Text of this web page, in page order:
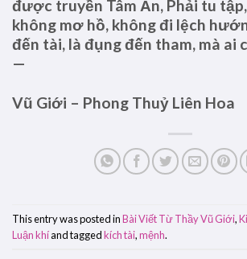
được truyền Tâm Ấn, Phải tu
không mơ hồ, không đi lệch
đến tài, là đụng đến tham, mà ai
—
Vũ Giới – Phong Thuỷ Liên Hoa
This entry was posted inBài Viết Từ Thầy Vũ Giới,
Luận khíand taggedkích tài,mệnh.